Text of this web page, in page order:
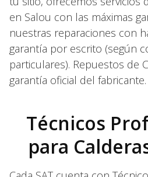
en Salou con las máximas
nuestras reparaciones con
garantía por escrito (según
particulares). Repuestos de
garantía oficial del fabricante.
Técnicos
para